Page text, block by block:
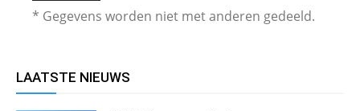
* Gegevens worden niet met anderen gedeeld.
LAATSTE NIEUWS